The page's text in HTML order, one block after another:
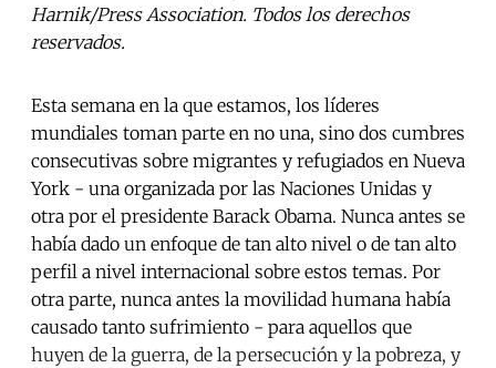
Harnik/Press Association. Todos los derechos
reservados.
Esta semana en la que estamos, los líderes
mundiales toman parte en no una, sino dos cumbres
consecutivas sobre migrantes y refugiados en Nueva
York - una organizada por las Naciones Unidas y
otra por el presidente Barack Obama. Nunca antes se
había dado un enfoque de tan alto nivel o de tan alto
perfil a nivel internacional sobre estos temas. Por
otra parte, nunca antes la movilidad humana había
causado tanto sufrimiento - para aquellos que
huyen de la guerra, de la persecución y la pobreza, y